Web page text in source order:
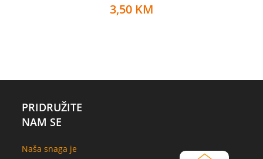
3,50 KM
PRIDRUŽITE
NAM SE
Naša snaga je